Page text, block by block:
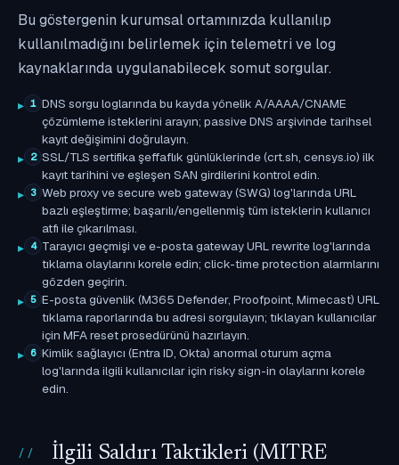
Bu göstergenin kurumsal ortamınızda kullanılıp
kullanılmadığını belirlemek için telemetri ve log
kaynaklarında uygulanabilecek somut sorgular.
1 DNS sorgu loglarında bu kayda yönelik A/AAAA/CNAME
çözümleme isteklerini arayın; passive DNS arşivinde tarihsel
kayıt değişimini doğrulayın.
2 SSL/TLS sertifika şeffaflık günlüklerinde (crt.sh, censys.io) ilk
kayıt tarihini ve eşleşen SAN girdilerini kontrol edin.
3 Web proxy ve secure web gateway (SWG) log'larında URL
bazlı eşleştirme; başarılı/engellenmiş tüm isteklerin kullanıcı
atfı ile çıkarılması.
4 Tarayıcı geçmişi ve e-posta gateway URL rewrite log'larında
tıklama olaylarını korele edin; click-time protection alarmlarını
gözden geçirin.
5 E-posta güvenlik (M365 Defender, Proofpoint, Mimecast) URL
tıklama raporlarında bu adresi sorgulayın; tıklayan kullanıcılar
için MFA reset prosedürünü hazırlayın.
6 Kimlik sağlayıcı (Entra ID, Okta) anormal oturum açma
log'larında ilgili kullanıcılar için risky sign-in olaylarını korele
edin.
İlgili Saldırı Taktikleri (MITRE